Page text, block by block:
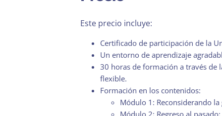
Este precio incluye:
Certificado de participación de la
Un entorno de aprendizaje
30 horas de formación a través de
flexible.
Formación en los contenidos:
Módulo 1: Reconsiderando